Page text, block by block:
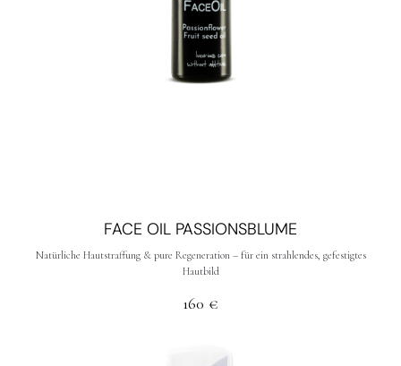
FACE OIL PASSIONSBLUME
Natürliche Hautstraffung & pure Regeneration – für ein strahlendes, gefestigtes
Hautbild
160 €